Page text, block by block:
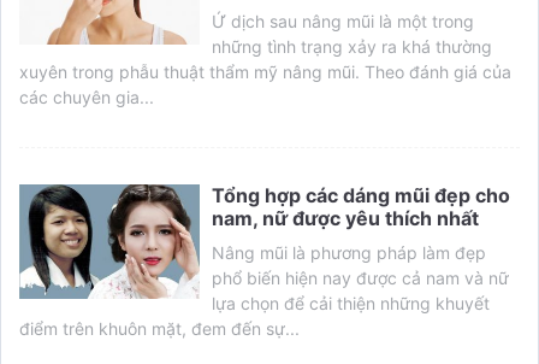
Ứ dịch sau nâng mũi là một trong
những tình trạng xảy ra khá thường
xuyên trong phẫu thuật thẩm mỹ nâng mũi. Theo đánh giá của
các chuyên gia...
Tổng hợp các dáng mũi đẹp cho
nam, nữ được yêu thích nhất
Nâng mũi là phương pháp làm đẹp
phổ biến hiện nay được cả nam và nữ
lựa chọn để cải thiện những khuyết
điểm trên khuôn mặt, đem đến sự...